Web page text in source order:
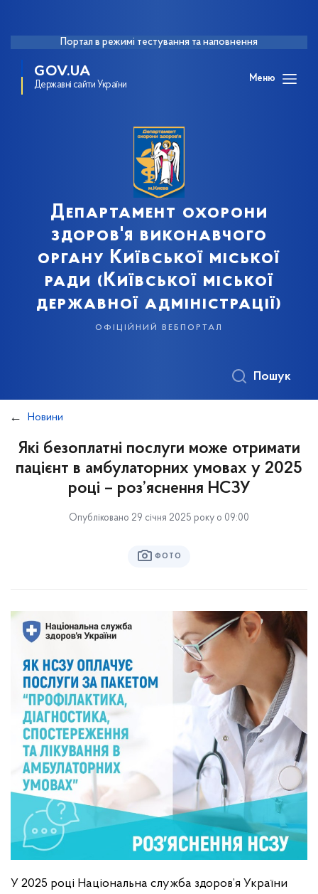
Портал в режимі тестування та наповнення
GOV.UA
Державні сайти України
Меню
Департамент охорони
здоров'я виконавчого
органу Київської міської
ради (Київської міської
державної адміністрації)
офіційний вебпортал
Пошук
Новини
Які безоплатні послуги може отримати
пацієнт в амбулаторних умовах у 2025
році – роз’яснення НСЗУ
Опубліковано 29 січня 2025 року о 09:00
ФОТО
У 2025 році Національна служба здоров’я України